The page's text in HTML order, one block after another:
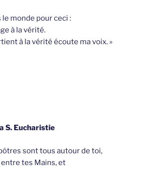
le monde pour ceci :
à la vérité.
à la vérité écoute ma voix. »
S. Eucharistie
sont tous autour de toi,
tes Mains, et